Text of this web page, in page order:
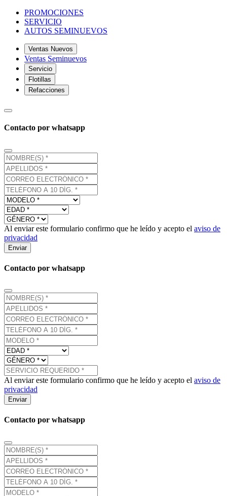
PROMOCIONES
SERVICIO
AUTOS SEMINUEVOS
Ventas Nuevos
Ventas Seminuevos
Servicio
Flotillas
Refacciones
Contacto por whatsapp
Al enviar este formulario confirmo que he leído y acepto el aviso de
privacidad
Enviar
Contacto por whatsapp
Al enviar este formulario confirmo que he leído y acepto el aviso de
privacidad
Enviar
Contacto por whatsapp